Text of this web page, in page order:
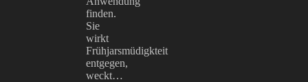
finden.
Sie
wirkt
Frühjarsmüdigkteit
entgegen,
weckt…